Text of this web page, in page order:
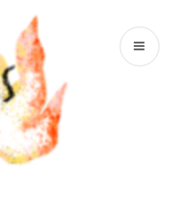
Pleins Feux